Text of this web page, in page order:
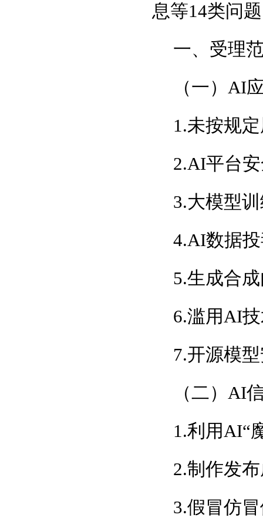
息等14类问
一、受理
（一）AI
1.未按规
2.AI平台
3.大模型
4.AI数据
5.生成合
6.滥用AI
7.开源模
（二）AI
1.利用AI“
2.制作发
3.假冒仿